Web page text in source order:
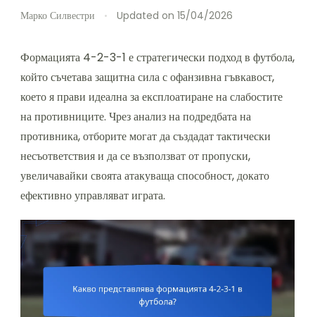
Марко Силвестри Updated on 15/04/2026
Формацията 4-2-3-1 е стратегически подход в футбола,
който съчетава защитна сила с офанзивна гъвкавост,
което я прави идеална за експлоатиране на слабостите
на противниците. Чрез анализ на подредбата на
противника, отборите могат да създадат тактически
несъответствия и да се възползват от пропуски,
увеличавайки своята атакуваща способност, докато
ефективно управляват играта.